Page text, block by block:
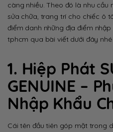
càng nhiều. Theo đó là nhu
sửa chữa, trang trí cho chiếc ô
điểm danh những địa điểm
tphcm qua bài viết dưới đây nhé
1. Hiệp Phát
GENUINE –
Nhập Khẩu
Cái tên đầu tiên góp mặt trong